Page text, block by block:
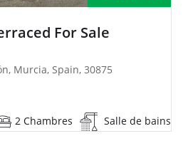
Detached For Sale
Murcia, Spain, 30875
2 Chambres Salle de bains